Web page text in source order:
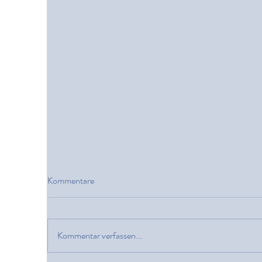
Kommentare
Kommentar verfassen...